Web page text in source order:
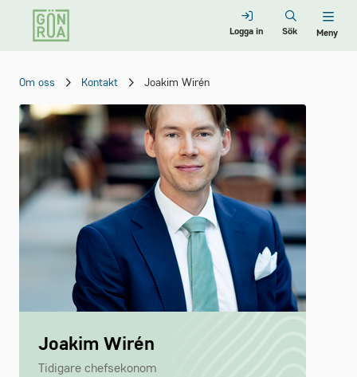
Logga in Sök Meny
Om oss Kontakt Joakim Wirén
Joakim Wirén
Tidigare chefsekonom